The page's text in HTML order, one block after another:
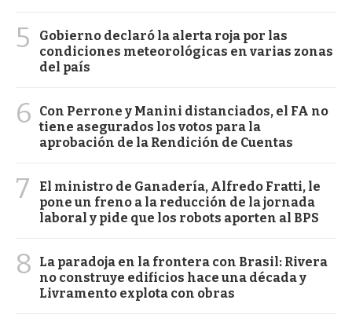
5
Gobierno declaró la alerta roja por las
condiciones meteorológicas en varias zonas
del país
6
Con Perrone y Manini distanciados, el FA no
tiene asegurados los votos para la
aprobación de la Rendición de Cuentas
7
El ministro de Ganadería, Alfredo Fratti, le
pone un freno a la reducción de la jornada
laboral y pide que los robots aporten al BPS
8
La paradoja en la frontera con Brasil: Rivera
no construye edificios hace una década y
Livramento explota con obras